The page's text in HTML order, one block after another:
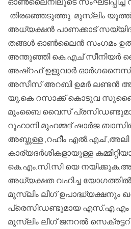
തിരഞ്ഞെടുത്തു. മുസ്ലിം
അധ്യക്ഷൻ പാണക്കാട്
തങ്ങൾ ഓൺലൈൻ സംഗമം
അന്തുഞ്ഞി കെ.എച് സീനിയർ
അഷ്‌റഫ് ഉളുവാർ
അസീസ് അറബി ഉമർ ലണ്ടൻ
യു.കെ റസാക്ക് കൊടുവ
മുംബൈ വൈസ്
റൂഹാനി മുഹമ്മദ് ഷാർജ
അബ്ദുള്ള ,റഹീം എൽ.എച്
കാര്യദർശികളായുള്ള
കെ.എം.സി.സി യെ
അധ്യക്ഷത വഹിച്ച
മുസ്ലിം ലീഗ് ഉപാദ്ധ്യക്ഷനും
പ്രെസിഡണ്ടുമായ എസ്.എ.എം
മുസ്ലിം ലീഗ് ജനറൽ